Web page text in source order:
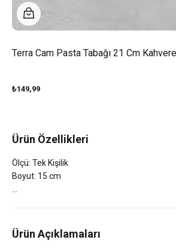
Terra Cam Pasta Tabağı 21 Cm
₺149,99
Ürün Özellikleri
Ölçü: Tek Kişilik
Boyut: 15 cm
Ürün Açıklamaları